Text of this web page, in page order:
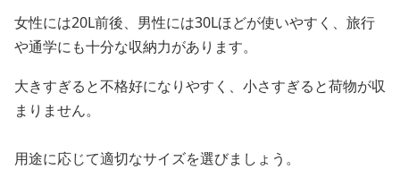
女性には20L前後、男性には30Lほどが使いやすく、旅行
や通学にも十分な収納力があります。
大きすぎると不格好になりやすく、小さすぎると荷物が収
まりません。
用途に応じて適切なサイズを選びましょう。